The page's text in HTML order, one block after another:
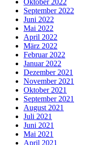
Oktober 2022
September 2022
Juni 2022
Mai 2022
April 2022
März 2022
Februar 2022
Januar 2022
Dezember 2021
November 2021
Oktober 2021
September 2021
August 2021
Juli 2021
Juni 2021
Mai 2021
April 2021